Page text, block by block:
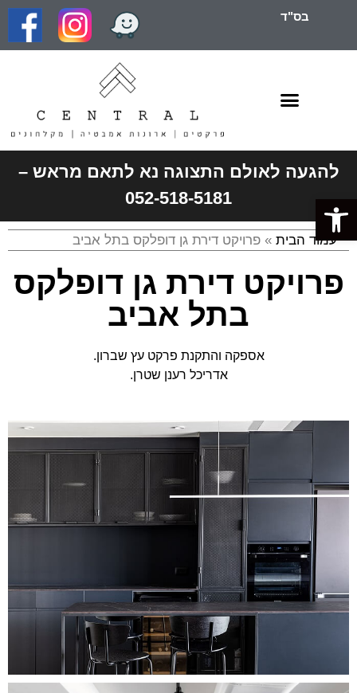
פתח סרגל נגישות
בס"ד
להגעה לאולם התצוגה נא לתאם מראש –
052-518-5181
עמוד הבית » פרויקט דירת גן דופלקס בתל אביב
פרויקט דירת גן דופלקס
בתל אביב
אספקה והתקנת פרקט עץ שברון.
אדריכל רענן שטרן.